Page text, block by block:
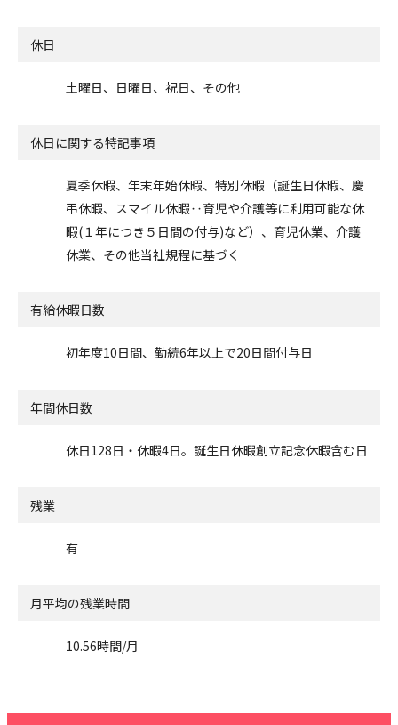
休日
土曜日、日曜日、祝日、その他
休日に関する特記事項
夏季休暇、年末年始休暇、特別休暇（誕生日休暇、慶
弔休暇、スマイル休暇‥育児や介護等に利用可能な休
暇(１年につき５日間の付与)など）、育児休業、介護
休業、その他当社規程に基づく
有給休暇日数
初年度10日間、勤続6年以上で20日間付与日
年間休日数
休日128日・休暇4日。誕生日休暇創立記念休暇含む日
残業
有
月平均の残業時間
10.56時間/月